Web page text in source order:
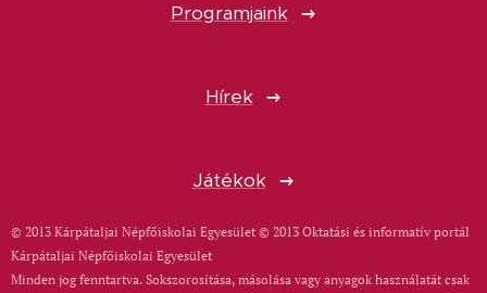
Programjaink
Hírek
Játékok
© 2013 Kárpátaljai Népfőiskolai Egyesület © 2013 Oktatási és informatív portál
Kárpátaljai Népfőiskolai Egyesület
Minden jog fenntartva. Sokszorosítása, másolása vagy anyagok használatát csak